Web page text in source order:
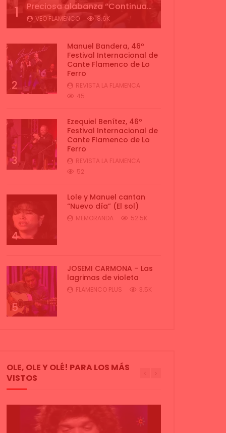
1 Preciosa alabanza “Continua” cantada por ALBA CORTES acompañada de IVAN a la guitarra | VEOFLAMENCO
VEO FLAMENCO 8.6K
2
Manuel Bandera, 46º
Festival Internacional de
Cante Flamenco de Lo
Ferro
REVISTA LA FLAMENCA
45
3
Ezequiel Benítez, 46º
Festival Internacional de
Cante Flamenco de Lo
Ferro
REVISTA LA FLAMENCA
52
4
Lole y Manuel cantan
“Nuevo día” (El sol)
MEMORANDA 52.5K
5
JOSEMI CARMONA – Las
lagrimas de violeta
FLAMENCO PLUS 3.5K
OLE, OLE Y OLÉ! PARA LOS MÁS
VISTOS